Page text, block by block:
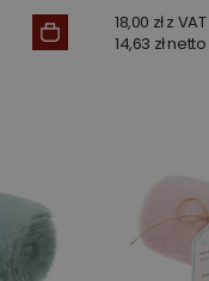
18,00 zł z VAT
14,63 zł netto